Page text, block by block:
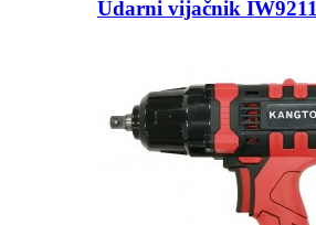
Udarni vijačnik IW9211